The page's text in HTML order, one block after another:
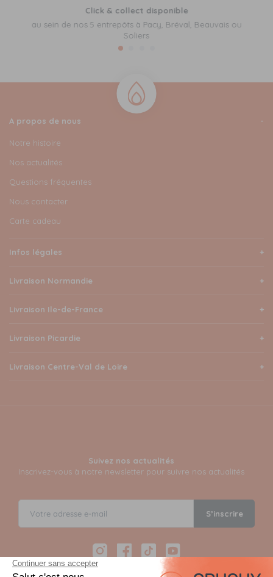
Click & collect disponible
au sein de nos 5 entrepôts à Pacy, Bréval, Beauvais ou
Soliers
A propos de nous
Notre histoire
Nos actualités
Questions fréquentes
Nous contacter
Carte cadeau
Infos légales
Livraison Normandie
Livraison Ile-de-France
Livraison Picardie
Livraison Centre-Val de Loire
Suivez nos actualités
Inscrivez-vous à notre newsletter pour suivre nos actualités
S’inscrire
InstagramFacebook
TikTokYouTube